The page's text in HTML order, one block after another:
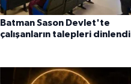
Batman Sason Devlet'te
çalışanların talepleri dinlendi